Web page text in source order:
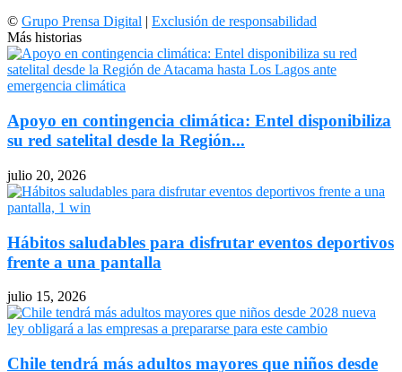
© Grupo Prensa Digital | Exclusión de responsabilidad
Más historias
Apoyo en contingencia climática: Entel disponibiliza
su red satelital desde la Región...
julio 20, 2026
Hábitos saludables para disfrutar eventos deportivos
frente a una pantalla
julio 15, 2026
Chile tendrá más adultos mayores que niños desde